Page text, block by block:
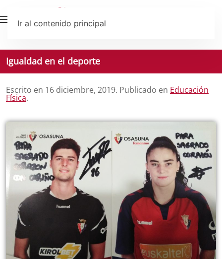
Ir al contenido principal
Igualdad en el deporte
Escrito en 16 diciembre, 2019. Publicado en Educación
Física.